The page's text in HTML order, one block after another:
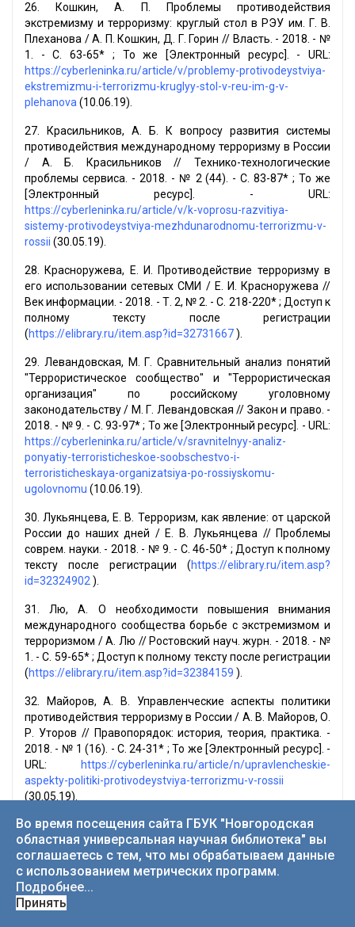
26. Кошкин, А. П. Проблемы противодействия
экстремизму и терроризму: круглый стол в РЭУ им. Г. В.
Плеханова / А. П. Кошкин, Д. Г. Горин // Власть. - 2018. - №
1. - С. 63-65* ; То же [Электронный ресурс]. - URL:
https://cyberleninka.ru/article/v/problemy-protivodeystviya-
ekstremizmu-i-terrorizmu-kruglyy-stol-v-reu-im-g-v-
plehanova(10.06.19).
27. Красильников, А. Б. К вопросу развития системы
противодействия международному терроризму в России
/ А. Б. Красильников // Технико-технологические
проблемы сервиса. - 2018. - № 2 (44). - С. 83-87* ; То же
[Электронный ресурс]. - URL:
https://cyberleninka.ru/article/v/k-voprosu-razvitiya-
sistemy-protivodeystviya-mezhdunarodnomu-terrorizmu-v-
rossii (30.05.19).
28. Красноружева, Е. И. Противодействие терроризму в
его использовании сетевых СМИ / Е. И. Красноружева //
Век информации. - 2018. - Т. 2, № 2. - С. 218-220* ; Доступ к
полному тексту после регистрации
(https://elibrary.ru/item.asp?id=32731667).
29. Левандовская, М. Г. Сравнительный анализ понятий
"Террористическое сообщество" и "Террористическая
организация" по российскому уголовному
законодательству / М. Г. Левандовская // Закон и право. -
2018. - № 9. - С. 93-97* ; То же [Электронный ресурс]. - URL:
https://cyberleninka.ru/article/v/sravnitelnyy-analiz-
ponyatiy-terroristicheskoe-soobschestvo-i-
terroristicheskaya-organizatsiya-po-rossiyskomu-
ugolovnomu (10.06.19).
30. Лукьянцева, Е. В. Терроризм, как явление: от царской
России до наших дней / Е. В. Лукьянцева // Проблемы
соврем. науки. - 2018. - № 9. - С. 46-50* ; Доступ к полному
тексту после регистрации (https://elibrary.ru/item.asp?
id=32324902).
31. Лю, А. О необходимости повышения внимания
международного сообщества борьбе с экстремизмом и
терроризмом / А. Лю // Ростовский науч. журн. - 2018. - №
1. - С. 59-65* ; Доступ к полному тексту после регистрации
(https://elibrary.ru/item.asp?id=32384159 ).
32. Майоров, А. В. Управленческие аспекты политики
противодействия терроризму в России / А. В. Майоров, О.
Р. Уторов // Правопорядок: история, теория, практика. -
2018. - № 1 (16). - С. 24-31* ; То же [Электронный ресурс]. -
URL:
https://cyberleninka.ru/article/n/upravlencheskie-
aspekty-politiki-protivodeystviya-terrorizmu-v-rossii
(30.05.19).
33. Макушев, И. Г. Понятие взаимодействия субъектов
противодействия терроризму в Российской Федерации и
его правового регулирования / И. Г. Макушев // Закон и
право. - 2018. - № 6. - С. 146-147* ; То же [Электронный
ресурс]. - URL:
vzaimodeystviya-subektov-protivodeystviya-terrorizmu-v-
Во время посещения сайта ГБУК "Новгородская
областная универсальная научная библиотека" вы
соглашаетесь с тем, что мы обрабатываем данные
с использованием метрических программ.
Подробнее...
Принять